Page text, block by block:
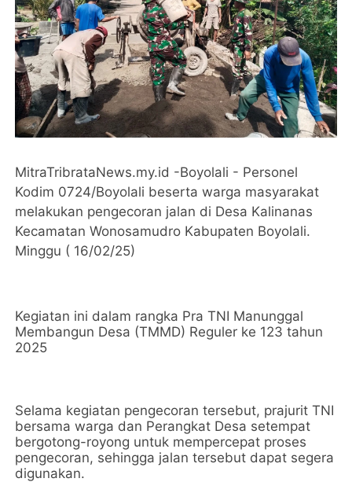
MitraTribrataNews.my.id -Boyolali - Personel
Kodim 0724/Boyolali beserta warga masyarakat
melakukan pengecoran jalan di Desa Kalinanas
Kecamatan Wonosamudro Kabupaten Boyolali.
Minggu ( 16/02/25)
Kegiatan ini dalam rangka Pra TNI Manunggal
Membangun Desa (TMMD) Reguler ke 123 tahun
2025
Selama kegiatan pengecoran tersebut, prajurit TNI
bersama warga dan Perangkat Desa setempat
bergotong-royong untuk mempercepat proses
pengecoran, sehingga jalan tersebut dapat segera
digunakan.